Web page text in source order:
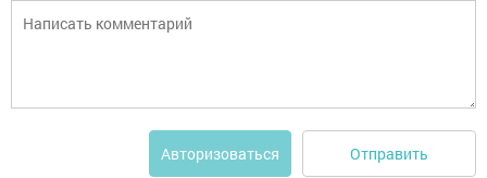
Авторизоваться Отправить